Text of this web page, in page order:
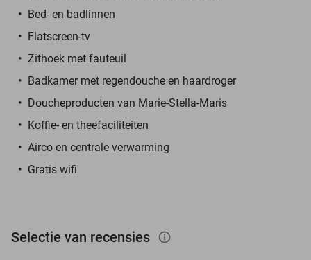
Bed- en badlinnen
Flatscreen-tv
Zithoek met fauteuil
Badkamer met regendouche en haardroger
Doucheproducten van Marie-Stella-Maris
Koffie- en theefaciliteiten
Airco en centrale verwarming
Gratis wifi
Selectie van recensies info_outlined